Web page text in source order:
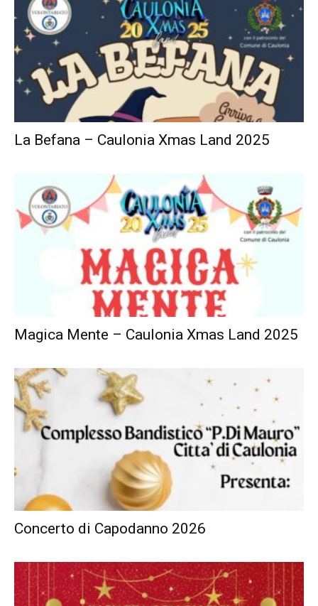
La Befana – Caulonia Xmas Land 2025
Magica Mente – Caulonia Xmas Land 2025
Concerto di Capodanno 2026